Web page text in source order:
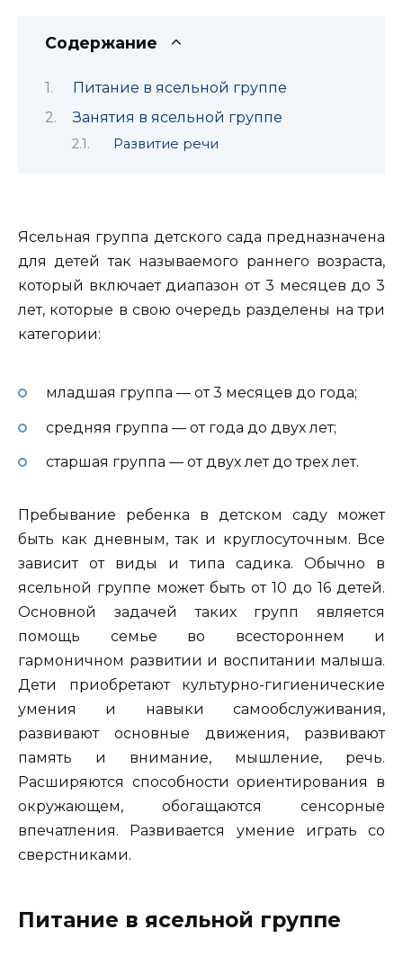
Содержание
Питание в ясельной группе
Занятия в ясельной группе
Развитие речи
Ясельная группа детского сада предназначена
для детей так называемого раннего возраста,
который включает диапазон от 3 месяцев до 3
лет, которые в свою очередь разделены на три
категории:
младшая группа — от 3 месяцев до года;
средняя группа — от года до двух лет;
старшая группа — от двух лет до трех лет.
Пребывание ребенка в детском саду может
быть как дневным, так и круглосуточным. Все
зависит от виды и типа садика. Обычно в
ясельной группе может быть от 10 до 16 детей.
Основной задачей таких групп является
помощь семье во всестороннем и
гармоничном развитии и воспитании малыша.
Дети приобретают культурно-гигиенические
умения и навыки самообслуживания,
развивают основные движения, развивают
память и внимание, мышление, речь.
Расширяются способности ориентирования в
окружающем, обогащаются сенсорные
впечатления. Развивается умение играть со
сверстниками.
Питание в ясельной группе